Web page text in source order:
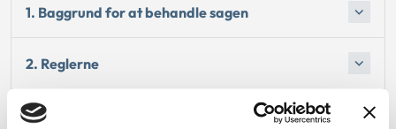
1. Baggrund for at behandle sagen
2. Reglerne
4. Den konkrete afgørelse